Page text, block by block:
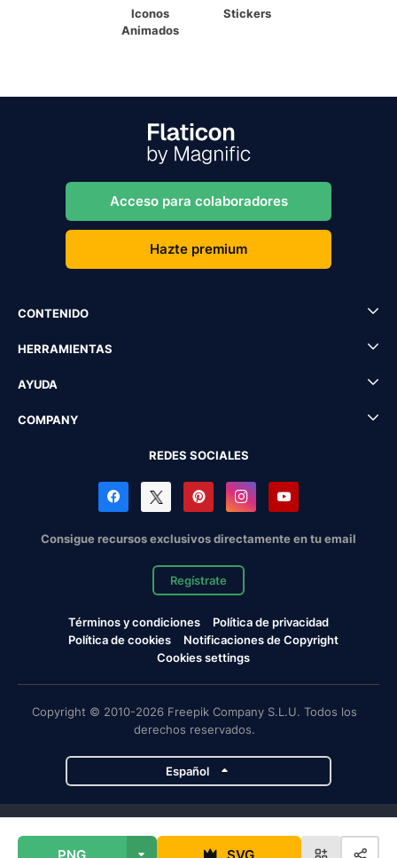
Iconos
Animados
Stickers
Acceso para colaboradores
Hazte premium
CONTENIDO
HERRAMIENTAS
AYUDA
COMPANY
REDES SOCIALES
Consigue recursos exclusivos directamente en tu email
Regístrate
Términos y condiciones
Política de privacidad
Política de cookies
Notificaciones de Copyright
Cookies settings
Copyright © 2010-2026 Freepik Company S.L.U. Todos los
derechos reservados.
Español